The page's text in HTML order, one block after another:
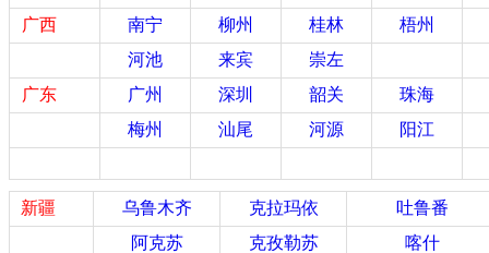
广西
南宁 柳州 桂林
梧州
河池
来宾
崇左
广东
广州 深圳 韶关
珠海
梅州
汕尾 河源 阳江
新疆 乌鲁木齐 克拉玛依
吐鲁番
阿克苏
克孜勒苏 喀什